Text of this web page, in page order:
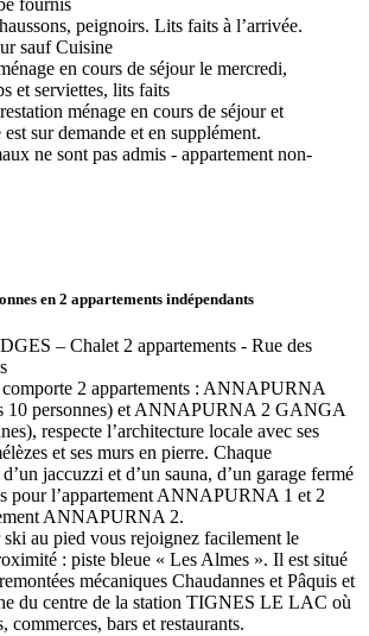
fournis
peignoirs. Lits faits à l’arrivée.
sauf Cuisine
en cours de séjour le mercredi,
et serviettes, lits faits
ménage en cours de séjour et
sur demande et en supplément.
ne sont pas admis - appartement non-
en 2 appartements indépendants
– Chalet 2 appartements - Rue des
2 appartements : ANNAPURNA
10 personnes) et ANNAPURNA 2 GANGA
respecte l’architecture locale avec ses
et ses murs en pierre. Chaque
jaccuzzi et d’un sauna, d’un garage fermé
pour l’appartement ANNAPURNA 1 et 2
ANNAPURNA 2.
au pied vous rejoignez facilement le
: piste bleue « Les Almes ». Il est situé
mécaniques Chaudannes et Pâquis et
du centre de la station TIGNES LE LAC où
commerces, bars et restaurants.